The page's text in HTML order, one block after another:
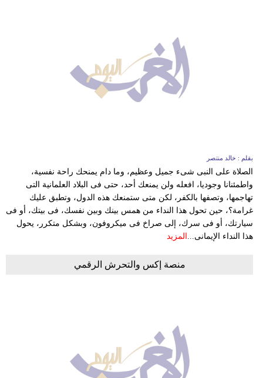
سيارات
بقلم : خالد منتصر
الصلاة على النبى شىء جميل وعظيم، وما دام يمنحك راحة نفسية،
واطمئنانا وجوديا، افعله ولن يمنعك أحد، حتى فى البلاد العلمانية التى
تهاجمها، وتصفها بالكفر، لكن متى ستمنعك هذه الدول، وتطبق عليك
غرامة؟، حين تحول هذا النداء من همس بينك وبين نفسك، فى بيتك، أو فى
سيارتك، أو فى سرك، إلى صراخ فى ميكروفون، وبشكل متكرر، يحول
هذا النداء الإيمانى... المزيد
منصة إكس والتحرش الرقمي